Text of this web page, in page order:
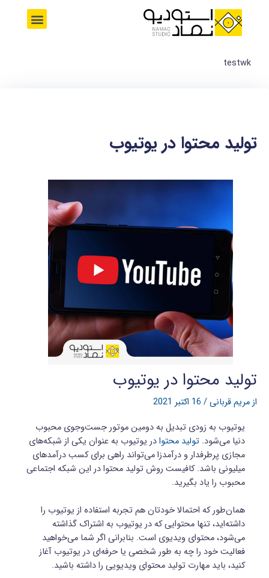
M
e
testwk
تولید محتوا در یوتیوب
تولید محتوا در یوتیوب
ازمریم قربانی/ 16 اکتبر 2021
یوتیوب به زودی تبدیل به دومین موتور جست‌وجوی محبوب
دنیا می‌شود. تولید محتوادر یوتیوب به عنوان یکی از شبکه‌های
مجازی پرطرفدار و درآمدزا می‌تواند راهی برای کسب درآمدهای
میلیونی باشد. کافیست روش تولید محتوا در این شبکه اجتماعی
محبوب را یاد بگیرید.
همان‌طور که احتمالا خودتان هم تجربه استفاده از یوتیوب را
داشته‌اید، تنها محتوایی که در یوتیوب به اشتراک گذاشته
می‌شود، محتوای ویدیوی است. بنابرانی اگر شما می‌خواهید
فعالیت خود را چه به طور شخصی یا حرفه‌ای در یوتیوب آغاز
کنید، باید مهارت تولید محتوای ویدیویی را داشته باشید.